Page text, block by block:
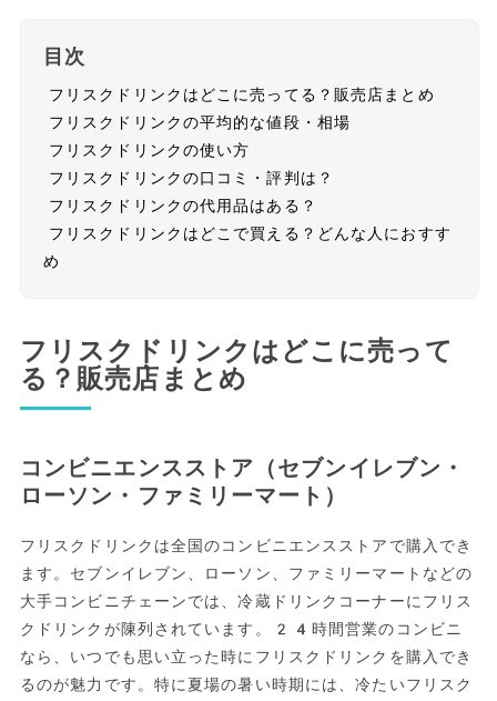
目次
フリスクドリンクはどこに売ってる？販売店まとめ
フリスクドリンクの平均的な値段・相場
フリスクドリンクの使い方
フリスクドリンクの口コミ・評判は？
フリスクドリンクの代用品はある？
フリスクドリンクはどこで買える？どんな人におすす
め
フリスクドリンクはどこに売って
る？販売店まとめ
コンビニエンスストア（セブンイレブン・
ローソン・ファミリーマート）
フリスクドリンクは全国のコンビニエンスストアで購入でき
ます。セブンイレブン、ローソン、ファミリーマートなどの
大手コンビニチェーンでは、冷蔵ドリンクコーナーにフリス
クドリンクが陳列されています。24時間営業のコンビニ
なら、いつでも思い立った時にフリスクドリンクを購入でき
るのが魅力です。特に夏場の暑い時期には、冷たいフリスク